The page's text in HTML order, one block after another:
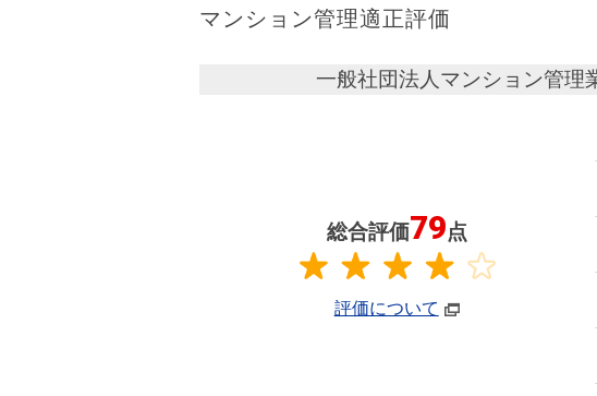
マンション管理適正評価
一般社団法人マンション管理
総合評価79点
評価について